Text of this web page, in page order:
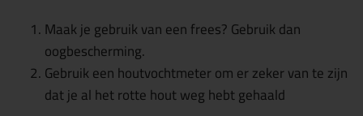
Maak je gebruik van een frees? Gebruik dan
oogbescherming.
Gebruik een houtvochtmeter om er zeker van te zijn
dat je al het rotte hout weg hebt gehaald